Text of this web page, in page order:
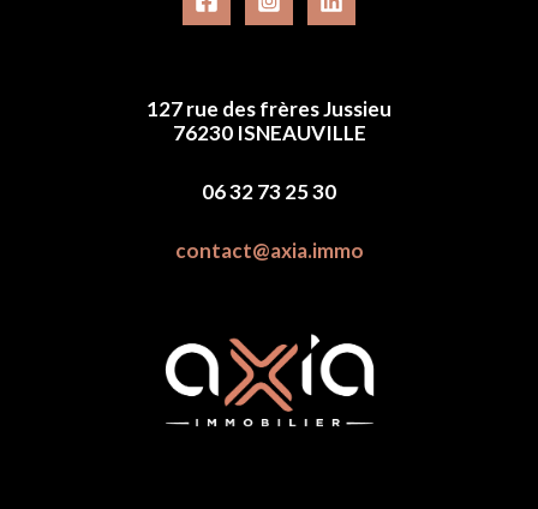
127 rue des frères Jussieu
76230 ISNEAUVILLE
06 32 73 25 30
contact@axia.immo